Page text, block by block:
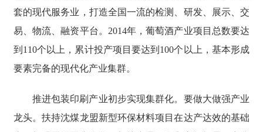
套的现代服务业，打造全国一流的检测、研发、展示、交
易、物流、融资平台。2014年，葡萄酒产业项目总数要达
到110个以上，累计投产项目要达到100个以上，基本形成
要素完备的现代化产业集群。
推进包装印刷产业初步实现集群化。要做大做强产业
龙头。扶持沈煤龙盟新型环保材料项目在达产达效的基础